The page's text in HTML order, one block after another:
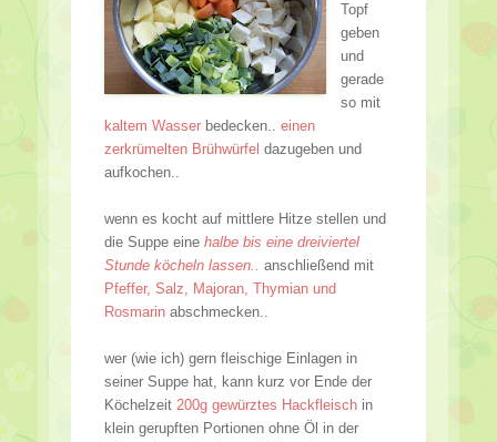
Topf
geben
und
gerade
so mit
kaltem Wasser bedecken.. einen
zerkrümelten Brühwürfel dazugeben und
aufkochen..
wenn es kocht auf mittlere Hitze stellen und
die Suppe eine halbe bis eine dreiviertel
Stunde köcheln lassen.. anschließend mit
Pfeffer, Salz, Majoran, Thymian und
Rosmarin abschmecken..
wer (wie ich) gern fleischige Einlagen in
seiner Suppe hat, kann kurz vor Ende der
Köchelzeit 200g gewürztes Hackfleisch in
klein gerupften Portionen ohne Öl in der